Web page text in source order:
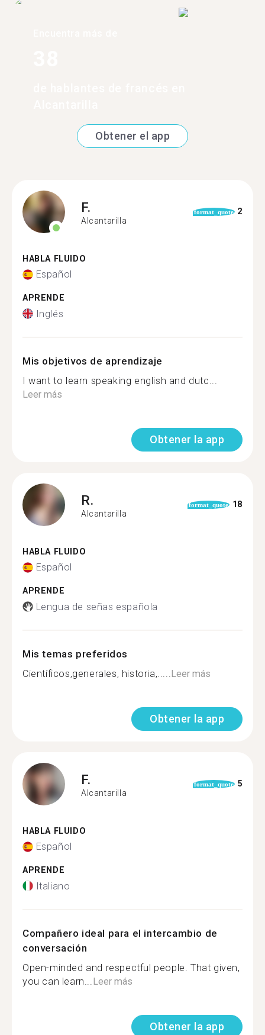
Obtener el app
F.
Alcantarilla
format_quote 2
HABLA FLUIDO
Español
APRENDE
Inglés
Mis objetivos de aprendizaje
I want to learn speaking english and dutc...
Leer más
Obtener la app
R.
Alcantarilla
format_quote 18
HABLA FLUIDO
Español
APRENDE
Lengua de señas española
Mis temas preferidos
Científicos,generales, historia,..... Leer más
Obtener la app
F.
Alcantarilla
format_quote 5
HABLA FLUIDO
Español
APRENDE
Italiano
Compañero ideal para el intercambio de
conversación
Open-minded and respectful people. That given,
you can learn... Leer más
Obtener la app